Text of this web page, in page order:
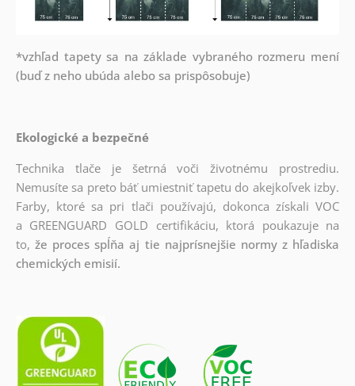
*vzhľad tapety sa na základe vybraného rozmeru mení
(buď z neho ubúda alebo sa prispôsobuje)
Ekologické a bezpečné
Technika tlače je šetrná voči životnému prostrediu.
Nemusíte sa preto báť umiestniť tapetu do akejkoľvek izby.
Farby, ktoré sa pri tlači používajú, dokonca získali VOC
a GREENGUARD GOLD certifikáciu, ktorá poukazuje na
to,že proces spĺňa aj tie najprísnejšie normy z hľadiska
chemických emisií.